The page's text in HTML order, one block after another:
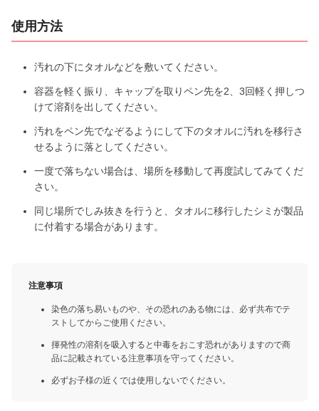
使用方法
汚れの下にタオルなどを敷いてください。
容器を軽く振り、キャップを取りペン先を2、3回軽く押しつ
けて溶剤を出してください。
汚れをペン先でなぞるようにして下のタオルに汚れを移行さ
せるように落としてください。
一度で落ちない場合は、場所を移動して再度試してみてくだ
さい。
同じ場所でしみ抜きを行うと、タオルに移行したシミが製品
に付着する場合があります。
注意事項
染色の落ち易いものや、その恐れのある物には、必ず共布でテ
ストしてからご使用ください。
揮発性の溶剤を吸入すると中毒をおこす恐れがありますので商
品に記載されている注意事項を守ってください。
必ずお子様の近くでは使用しないでください。